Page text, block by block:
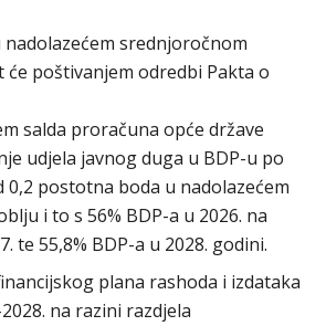
srednjoročnom
poštivanjem odredbi Pakta o
salda proračuna opće države
udjela javnog duga u BDP-u po
postotna boda u nadolazećem
i to s 56% BDP-a u 2026. na
te 55,8% BDP-a u 2028. godini.
plana rashoda i izdataka
na razini razdjela